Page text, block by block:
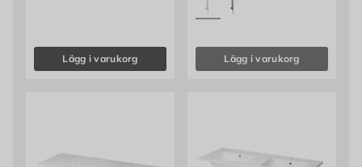
Lägg i varukorg Lägg i varukorg